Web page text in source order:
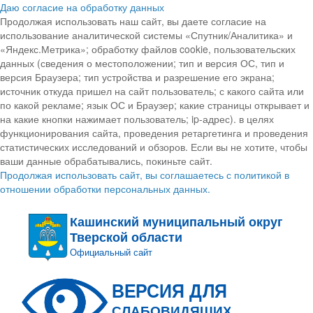
Даю согласие на обработку данных
Продолжая использовать наш сайт, вы даете согласие на
использование аналитической системы «Спутник/Аналитика» и
«Яндекс.Метрика»; обработку файлов cookie, пользовательских
данных (сведения о местоположении; тип и версия ОС, тип и
версия Браузера; тип устройства и разрешение его экрана;
источник откуда пришел на сайт пользователь; с какого сайта или
по какой рекламе; язык ОС и Браузер; какие страницы открывает и
на какие кнопки нажимает пользователь; ip-адрес). в целях
функционирования сайта, проведения ретаргетинга и проведения
статистических исследований и обзоров. Если вы не хотите, чтобы
ваши данные обрабатывались, покиньте сайт.
Продолжая использовать сайт, вы соглашаетесь с политикой в
отношении обработки персональных данных.